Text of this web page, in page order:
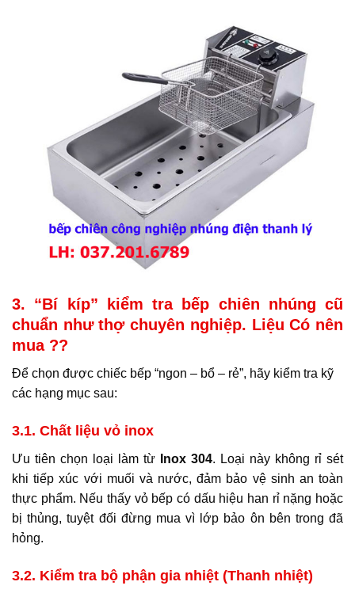
3. “Bí kíp” kiểm tra bếp chiên nhúng cũ
chuẩn như thợ chuyên nghiệp. Liệu Có nên
mua ??
Để chọn được chiếc bếp “ngon – bổ – rẻ”, hãy kiểm tra kỹ
các hạng mục sau:
3.1. Chất liệu vỏ inox
Ưu tiên chọn loại làm từ Inox 304. Loại này không rỉ sét
khi tiếp xúc với muối và nước, đảm bảo vệ sinh an toàn
thực phẩm. Nếu thấy vỏ bếp có dấu hiệu han rỉ nặng hoặc
bị thủng, tuyệt đối đừng mua vì lớp bảo ôn bên trong đã
hỏng.
3.2. Kiểm tra bộ phận gia nhiệt (Thanh nhiệt)